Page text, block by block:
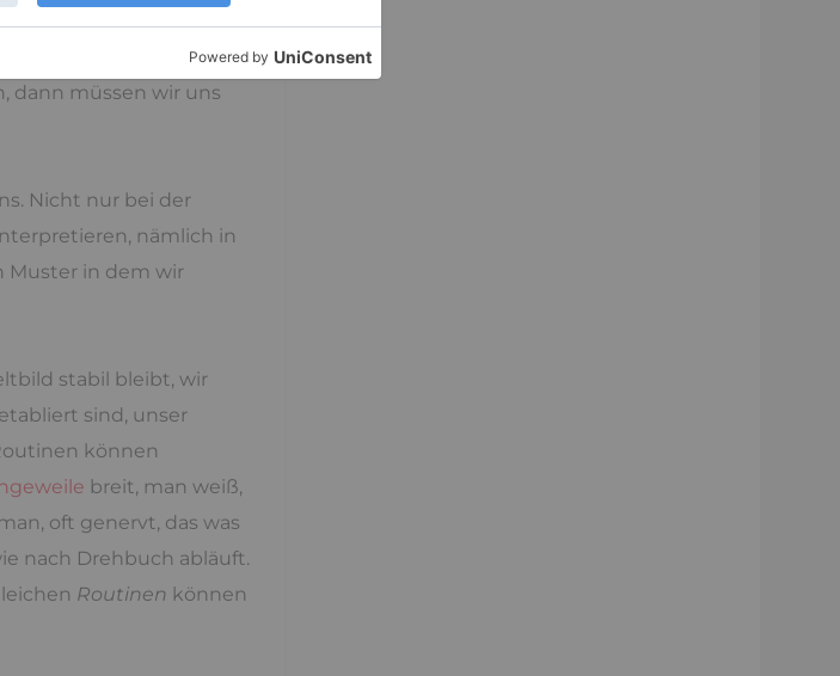
sollen – außer in
erst beim
dann müssen wir uns
Nicht nur bei der
nämlich in
Muster in dem wir
stabil bleibt, wir
sind, unser
können
breit, man weiß,
oft genervt, das was
nach Drehbuch abläuft.
Routinen können